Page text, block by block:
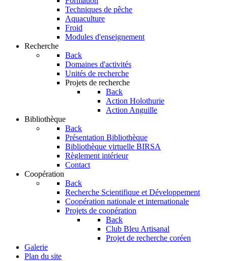
Techniques de pêche
Aquaculture
Froid
Modules d'enseignement
Recherche
Back
Domaines d'activités
Unités de recherche
Projets de recherche
Back
Action Holothurie
Action Anguille
Bibliothèque
Back
Présentation Bibliothèque
Bibliothèque virtuelle BIRSA
Règlement intérieur
Contact
Coopération
Back
Recherche Scientifique et Développement
Coopération nationale et internationale
Projets de coopération
Back
Club Bleu Artisanal
Projet de recherche coréen
Galerie
Plan du site